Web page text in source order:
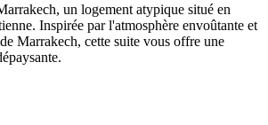
un logement atypique situé en
Inspirée par l'atmosphère envoûtante et
Marrakech, cette suite vous offre une